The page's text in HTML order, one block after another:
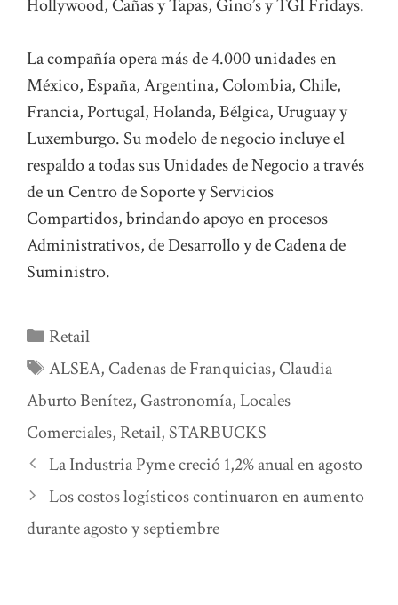
Hollywood, Cañas y Tapas, Gino’s y TGI Fridays.
La compañía opera más de 4.000 unidades en
México, España, Argentina, Colombia, Chile,
Francia, Portugal, Holanda, Bélgica, Uruguay y
Luxemburgo. Su modelo de negocio incluye el
respaldo a todas sus Unidades de Negocio a través
de un Centro de Soporte y Servicios
Compartidos, brindando apoyo en procesos
Administrativos, de Desarrollo y de Cadena de
Suministro.
Categorías
Retail
Etiquetas
ALSEA, Cadenas de Franquicias, Claudia
Aburto Benítez, Gastronomía,Locales
Comerciales, Retail, STARBUCKS
La Industria Pyme creció 1,2% anual en agosto
Los costos logísticos continuaron en aumento
durante agosto y septiembre